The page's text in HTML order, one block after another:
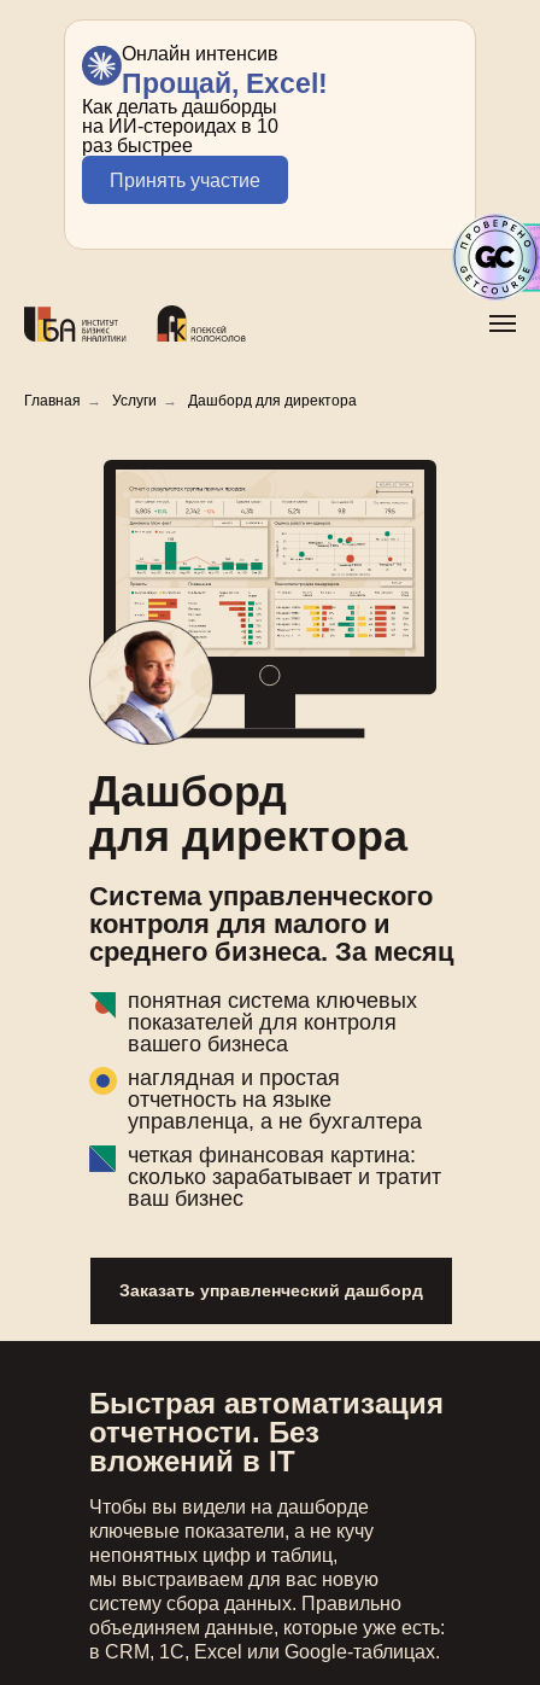
Онлайн интенсив
Прощай, Excel!
Как делать дашборды
на ИИ-стероидах в 10
раз быстрее
Принять участие
Главная → Услуги → Дашборд для директора
Дашборд
для директора
понятная система ключевых
показателей для контроля
вашего бизнеса
наглядная и простая
отчетность на языке
управленца, а не бухгалтера
четкая финансовая картина:
сколько зарабатывает и тратит
ваш бизнес
Заказать управленческий дашборд
Система управленческого
контроля для малого и
среднего бизнеса. За месяц
Быстрая автоматизация
отчетности. Без
вложений в IT
Чтобы вы видели на дашборде
ключевые показатели, а не кучу
непонятных цифр и таблиц,
мы выстраиваем для вас новую
систему сбора данных. Правильно
объединяем данные, которые уже есть:
в CRM, 1С, Excel или Google-таблицах.